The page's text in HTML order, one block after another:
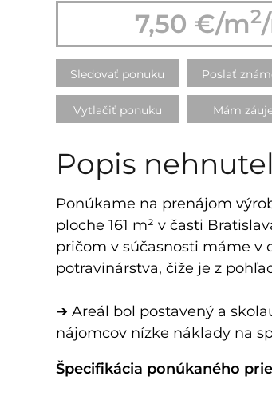
7,50 €/m2
Sledovať ponuku Poslať
Vytlačiť ponuku Mám
Popis
Ponúkame na prenájom
ploche 161 m² v časti
pričom v súčasnosti máme v
potravinárstva, čiže je z
➔ Areál bol postavený a
nájomcov nízke náklady na
Špecifikácia ponúkaného